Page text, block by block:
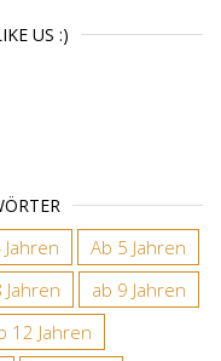
US :)
Jahren
Ab 5 Jahren
Jahren
ab 9 Jahren
12 Jahren